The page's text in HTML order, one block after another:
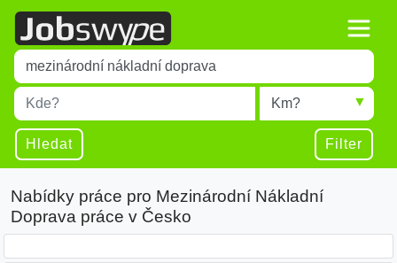
Title
Type 1 or more characters for results.
Místo
Type 1 or more characters for results.
Radius
Hledat Filter
Nabídky práce pro Mezinárodní Nákladní
Doprava práce v Česko